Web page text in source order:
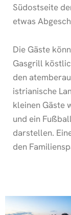
Südostseite
etwas
Die Gäste
Gasgrill
den
istrianische
kleinen Gäste
und ein
darstellen.
den